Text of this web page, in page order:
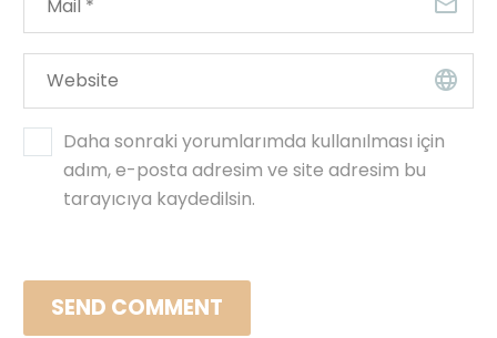
Daha sonraki yorumlarımda kullanılması için
adım, e-posta adresim ve site adresim bu
tarayıcıya kaydedilsin.
SEND COMMENT